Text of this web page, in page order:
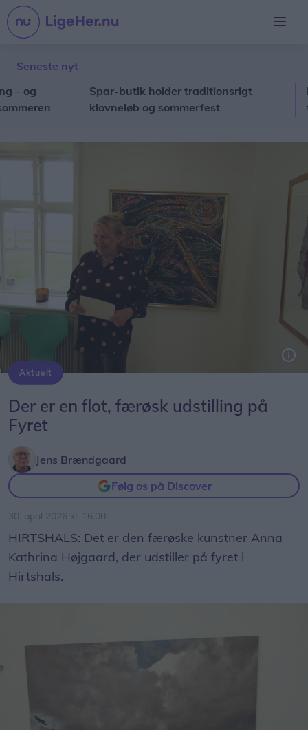
Seneste nyt
Spar-butik holder traditionsrigt
klovneløb og sommerfest
Aktuelt
Der er en flot, færøsk udstilling på
Fyret
Jens Brændgaard
Følg os på Discover
30. april 2026 kl. 16.00
HIRTSHALS: Det er den færøske kunstner Anna
Kathrina Højgaard, der udstiller på fyret i
Hirtshals.